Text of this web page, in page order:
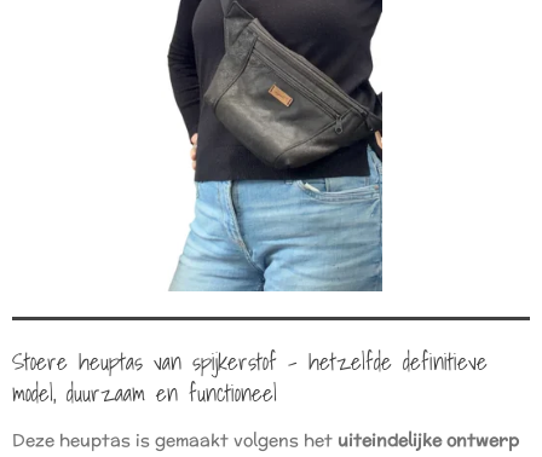
Stoere heuptas van spijkerstof – hetzelfde definitieve
model, duurzaam en functioneel
Deze heuptas is gemaakt volgens het uiteindelijke ontwerp